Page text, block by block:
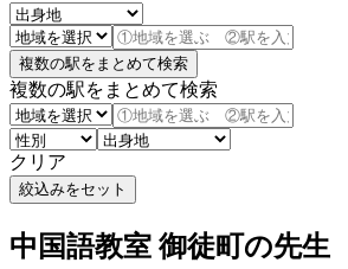
複数の駅をまとめて検索
クリア
中国語教室 御徒町の先生